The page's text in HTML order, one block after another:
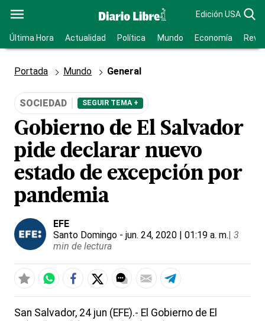
Edición USA
Última Hora Actualidad Política Mundo Economía
Portada Mundo General
SOCIEDAD SEGUIR TEMA +
Gobierno de El Salvador
pide declarar nuevo
estado de excepción por
pandemia
EFE
Santo Domingo - jun. 24, 2020 | 01:19 a. m.| 3
min de lectura
San Salvador, 24 jun (EFE).- El Gobierno de El